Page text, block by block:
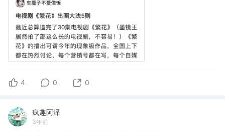
4 0 0
疯趣阿泽
3年前